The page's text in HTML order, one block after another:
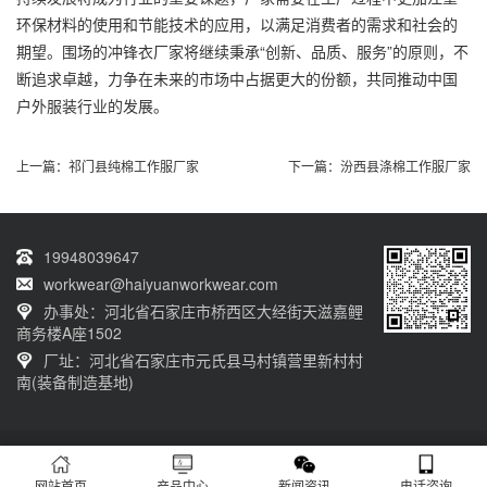
环保材料的使用和节能技术的应用，以满足消费者的需求和社会的
期望。围场的冲锋衣厂家将继续秉承“创新、品质、服务”的原则，不
断追求卓越，力争在未来的市场中占据更大的份额，共同推动中国
户外服装行业的发展。
上一篇： 祁门县纯棉工作服厂家 下一篇： 汾西县涤棉工作服厂家
19948039647
workwear@haiyuanworkwear.com
办事处：河北省石家庄市桥西区大经街天滋嘉鲤
商务楼A座1502
厂址：河北省石家庄市元氏县马村镇营里新村村
南(装备制造基地)
20230601001版权归石家庄海源劳保有限公司所有 网站备案号：
冀ICP备
12011659号-11